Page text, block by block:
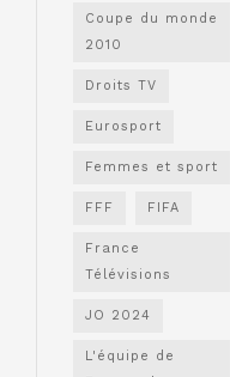
Coupe du monde
2010
Droits TV
Eurosport
Femmes et sport
FFF FIFA
France
Télévisions
JO 2024
L'équipe de